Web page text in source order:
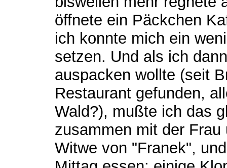
öffnete ein Päckchen
ich konnte mich ein
setzen. Und als ich
auspacken wollte (seit
Restaurant gefunden,
Wald?), mußte ich das
zusammen mit der
Witwe von "Franek",